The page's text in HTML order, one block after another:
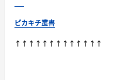
ピカキチ叢書
↑↑↑↑↑↑↑↑↑↑↑↑↑